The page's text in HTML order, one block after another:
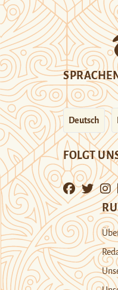
Deutsch
FOLGT